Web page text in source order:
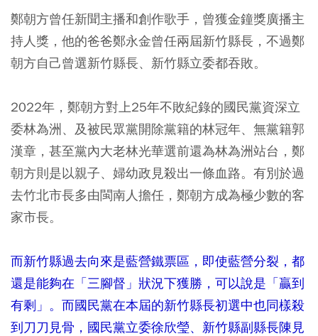
鄭朝方曾任新聞主播和創作歌手，曾獲金鐘獎廣播主
持人獎，他的爸爸鄭永金曾任兩屆新竹縣長，不過鄭
朝方自己曾選新竹縣長、新竹縣立委都吞敗。
2022年，鄭朝方對上25年不敗紀錄的國民黨資深立
委林為洲、及被民眾黨開除黨籍的林冠年、無黨籍郭
漢章，甚至黨內大老林光華選前還為林為洲站台，鄭
朝方則是以親子、婦幼政見殺出一條血路。有別於過
去竹北市長多由閩南人擔任，鄭朝方成為極少數的客
家市長。
而新竹縣過去向來是藍營鐵票區，即使藍營分裂，都
還是能夠在「三腳督」狀況下獲勝，可以說是「贏到
有剩」。而國民黨在本屆的新竹縣長初選中也同樣殺
到刀刀見骨，國民黨立委徐欣瑩、新竹縣副縣長陳見